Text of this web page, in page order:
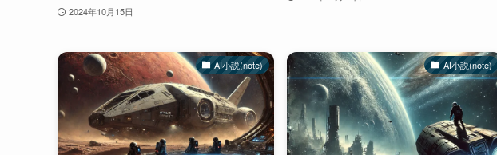
2024年10月15日
AI小説(note) AI小説(note)